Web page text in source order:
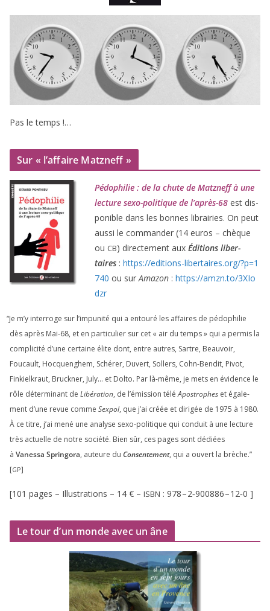
Pas le temps !…
Sur « l’affaire Matzneff »
Pédophilie : de la chute de Matzneff à une
lec­ture sexo-poli­tique de l’après-68 est dis­
po­nible dans les bonnes librai­ries. On peut
aus­si le com­man­der (14 euros – chèque
ou CB) direc­te­ment aux Éditions liber­
taires : https://​edi​tions​-liber​taires​.org/​?​p​=​1
740 ou surAmazon : https://​amzn​.to/​3​X​I​o​
dzr
“Je m’y inter­roge sur l’impunité qui a entou­ré les affaires de pédo­phi­lie
dès après Mai-68, et en par­ti­cu­lier sur cet « air du temps » qui a per­mis la
com­pli­ci­té d’une cer­taine élite dont, entre autres, Sartre, Beauvoir,
Foucault, Hocquenghem, Schérer, Duvert, Sollers, Cohn-Bendit, Pivot,
Finkielkraut, Bruckner, July… et Dolto. Par là-même, je mets en évi­dence le
rôle déter­mi­nant de Libération, de l’émission téléApostrophes et éga­le­
ment d’une revue comme Sexpol, que j’ai créée et diri­gée de 1975 à 1980.
À ce titre, j’ai mené une ana­lyse sexo-poli­tique qui conduit à une lec­ture
très actuelle de notre socié­té. Bien sûr, ces pages sont dédiées
à Vanessa Springora, auteure du Consentement, qui a ouvert la brèche.”
[GP]
[101 pages – Illustrations – 14 € – ISBN : 978–2‑900886–12‑0 ]
Le tour d’un monde avec un âne